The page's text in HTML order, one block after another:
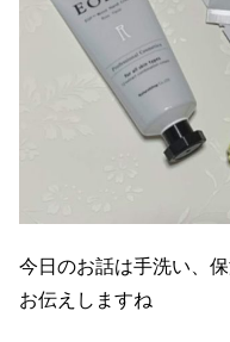
今日のお話は手洗い、
お伝えしますね